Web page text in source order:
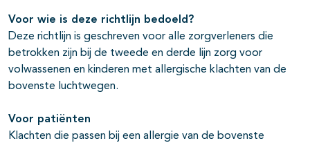
Voor wie is deze richtlijn bedoeld?
Deze richtlijn is geschreven voor alle zorgverleners die
betrokken zijn bij de tweede en derde lijn zorg voor
volwassenen en kinderen met allergische klachten van de
bovenste luchtwegen.
Voor patiënten
Klachten die passen bij een allergie van de bovenste